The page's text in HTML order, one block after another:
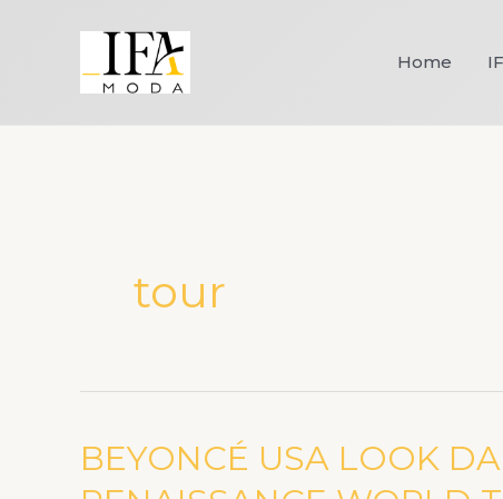
Home
tour
BEYONCÉ USA LOOK
BEYONCÉ